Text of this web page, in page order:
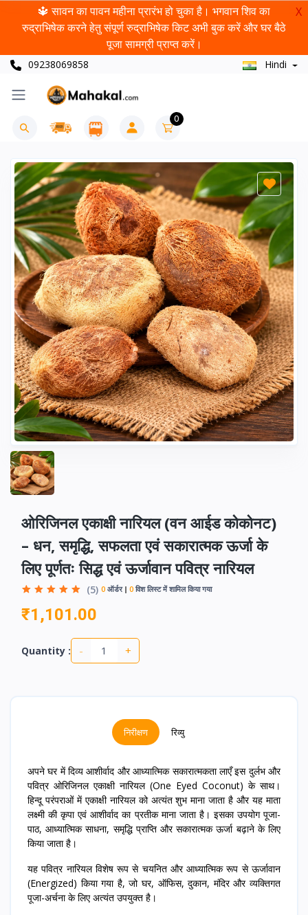
🔱 सावन का पावन महीना प्रारंभ हो चुका है। भगवान शिव का
रुद्राभिषेक करने हेतु संपूर्ण रुद्राभिषेक किट अभी बुक करें और घर बैठे
पूजा सामग्री प्राप्त करें।
X
09238069858 Hindi
0
ओरिजिनल एकाक्षी नारियल (वन आईड कोकोनट)
– धन, समृद्धि, सफलता एवं सकारात्मक ऊर्जा के
लिए पूर्णतः सिद्ध एवं ऊर्जावान पवित्र नारियल
(5) 0 ऑर्डर 0 विश लिस्ट में शामिल किया गया
₹1,101.00
Quantity : - +
निरीक्षण रिव्यु
अपने घर में दिव्य आशीर्वाद और आध्यात्मिक सकारात्मकता लाएँ इस दुर्लभ और
पवित्र ओरिजिनल एकाक्षी नारियल (One Eyed Coconut) के साथ।
हिन्दू परंपराओं में एकाक्षी नारियल को अत्यंत शुभ माना जाता है और यह माता
लक्ष्मी की कृपा एवं आशीर्वाद का प्रतीक माना जाता है। इसका उपयोग पूजा-
पाठ, आध्यात्मिक साधना, समृद्धि प्राप्ति और सकारात्मक ऊर्जा बढ़ाने के लिए
किया जाता है।
यह पवित्र नारियल विशेष रूप से चयनित और आध्यात्मिक रूप से ऊर्जावान
(Energized) किया गया है, जो घर, ऑफिस, दुकान, मंदिर और व्यक्तिगत
पूजा-अर्चना के लिए अत्यंत उपयुक्त है।